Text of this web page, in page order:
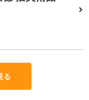
る